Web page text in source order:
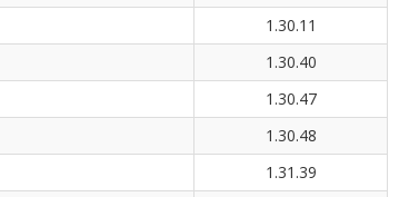
1.30.11
1.30.40
1.30.47
1.30.48
1.31.39